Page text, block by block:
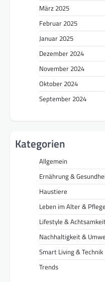
März 2025
Februar 2025
Januar 2025
Dezember 2024
November 2024
Oktober 2024
September 2024
Kategorien
Allgemein
Ernährung &
Haustiere
Leben im Alter & Pflege
Lifestyle &
Nachhaltigkeit &
Smart Living & Technik
Trends